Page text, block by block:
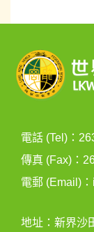
電話 (Tel)：
傳真 (Fax)：
電郵 (Email)：
地址：新界沙